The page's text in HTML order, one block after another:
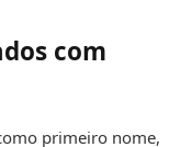
com
primeiro nome,